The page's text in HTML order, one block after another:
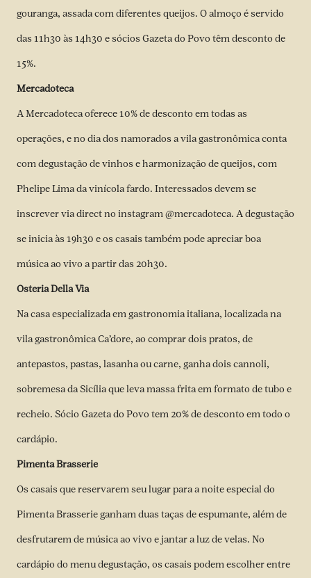
gouranga, assada com diferentes queijos. O almoço é servido
das 11h30 às 14h30 e sócios Gazeta do Povo têm desconto de
15%.
Mercadoteca
A Mercadoteca oferece 10% de desconto em todas as
operações, e no dia dos namorados a vila gastronômica conta
com degustação de vinhos e harmonização de queijos, com
Phelipe Lima da vinícola fardo. Interessados devem se
inscrever via direct no instagram @mercadoteca. A degustação
se inicia às 19h30 e os casais também pode apreciar boa
música ao vivo a partir das 20h30.
Osteria Della Via
Na casa especializada em gastronomia italiana, localizada na
vila gastronômica Ca’dore, ao comprar dois pratos, de
antepastos, pastas, lasanha ou carne, ganha dois cannoli,
sobremesa da Sicília que leva massa frita em formato de tubo e
recheio. Sócio Gazeta do Povo tem 20% de desconto em todo o
cardápio.
Pimenta Brasserie
Os casais que reservarem seu lugar para a noite especial do
Pimenta Brasserie ganham duas taças de espumante, além de
desfrutarem de música ao vivo e jantar a luz de velas. No
cardápio do menu degustação, os casais podem escolher entre